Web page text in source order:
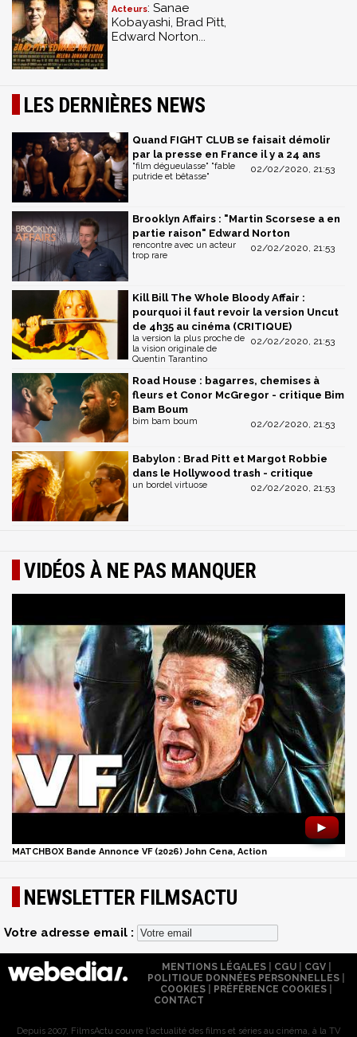
Acteurs: Sanae
Kobayashi, Brad Pitt,
Edward Norton...
LES DERNIÈRES NEWS
Quand FIGHT CLUB se faisait démolir
par la presse en France il y a 24 ans
02/02/2020, 21:53
"film dégueulasse" "fable
putride et bêtasse"
Brooklyn Affairs : "Martin Scorsese a en
partie raison" Edward Norton
02/02/2020, 21:53
rencontre avec un acteur
trop rare
Kill Bill The Whole Bloody Affair :
pourquoi il faut revoir la version Uncut
de 4h35 au cinéma (CRITIQUE)
02/02/2020, 21:53
la version la plus proche de
la vision originale de
Quentin Tarantino
Road House : bagarres, chemises à
fleurs et Conor McGregor - critique Bim
Bam Boum
02/02/2020, 21:53
bim bam boum
Babylon : Brad Pitt et Margot Robbie
dans le Hollywood trash - critique
02/02/2020, 21:53
un bordel virtuose
VIDÉOS À NE PAS MANQUER
►
MATCHBOX Bande Annonce VF (2026) John Cena, Action
NEWSLETTER FILMSACTU
Votre adresse email :
MENTIONS LÉGALES| CGU| CGV|
POLITIQUE DONNÉES PERSONNELLES
COOKIES
PRÉFÉRENCE COOKIES
CONTACT
Depuis 2007, FilmsActu couvre l'actualité des films et séries au cinéma, à la TV